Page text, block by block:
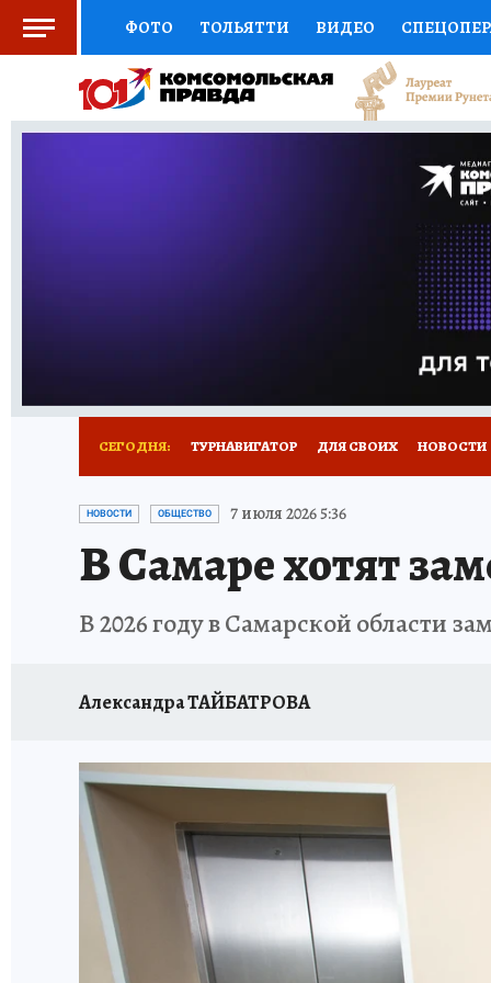
ФОТО ТОЛЬЯТТИ ВИДЕО
СОЦПОДДЕРЖКА НАУКА СПОРТ
ВЫБОР ЭКСПЕРТОВ ДОКТОР
ПРОГНОЗЫ НА СПОРТ
СЕГОДНЯ: ТУРНАВИГАТОР ДЛЯ СВОИХ НОВОСТИ
НАДЕЖНЫЕ РАБОТОДАТЕЛИ
НОВЫЙ ГОД В САМАРЕ КП В МАХ
КУЙБЫШЕВ - ФРОНТУ ИТОГИ ГОДА-2024
НОВОСТИ ОБЩЕСТВО 7 июля 2026 5:36
В Самаре хотят
В 2026 году в Самарской области
Александра ТАЙБАТРОВА